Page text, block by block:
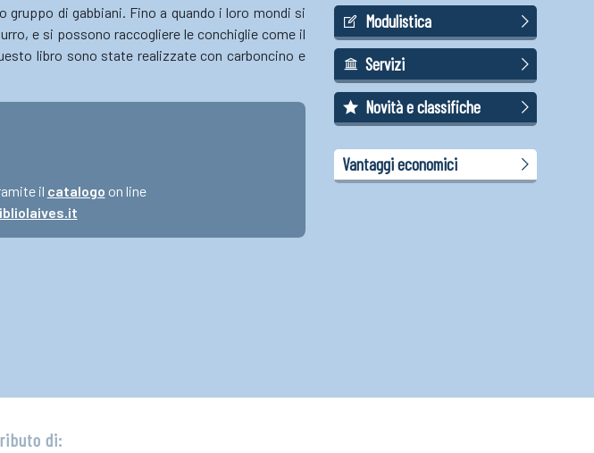
di gabbiani. Fino a quando i loro mondi si
e si possono raccogliere le conchiglie come il
libro sono state realizzate con carboncino e
il catalogo on line
Modulistica
Servizi
Novità e classifiche
Vantaggi economici
di: